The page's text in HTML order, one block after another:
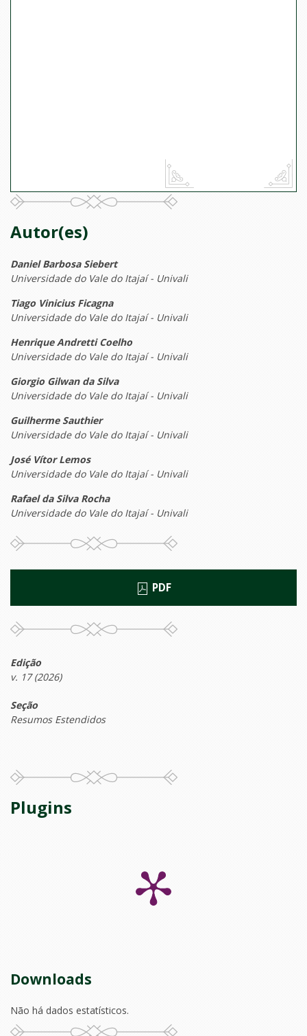
Autor(es)
Daniel Barbosa Siebert
Universidade do Vale do Itajaí - Univali
Tiago Vinicius Ficagna
Universidade do Vale do Itajaí - Univali
Henrique Andretti Coelho
Universidade do Vale do Itajaí - Univali
Giorgio Gilwan da Silva
Universidade do Vale do Itajaí - Univali
Guilherme Sauthier
Universidade do Vale do Itajaí - Univali
José Vítor Lemos
Universidade do Vale do Itajaí - Univali
Rafael da Silva Rocha
Universidade do Vale do Itajaí - Univali
PDF
Edição
v. 17 (2026)
Seção
Resumos Estendidos
Plugins
Downloads
Não há dados estatísticos.